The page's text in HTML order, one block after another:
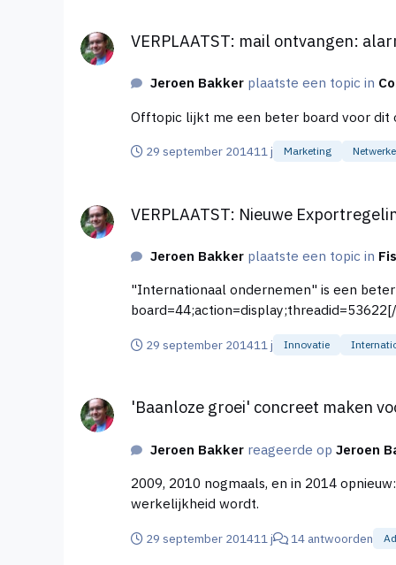
VERPLAATST: mail ontvangen:
Jeroen Bakker plaatste een topic in
29 september 201411 j Marketing
VERPLAATST: Nieuwe
Jeroen Bakker plaatste een topic in
"Internationaal ondernemen" is een beter board voor dit onderwerp.
29 september 201411 j Innovatie
'Baanloze groei' concreet maken
Jeroen Bakker reageerde opJeroen
2009, 2010 nogmaals, en in 2014
werkelijkheid wordt.
29 september 201411 j 14 antwoorden